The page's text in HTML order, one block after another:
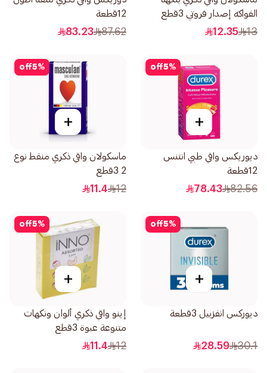
الفواكه إصدار فروتي 3قطع
13
12.35
12قطعة
87.62
83.23
5%
off
+
ديوريكس واقي طبي انتنس
12قطعة
82.56
78.43
5%
off
+
ماسكولان واقي ذكري منقط نوع
2 3قطع
12
11.4
5%
off
+
ديوركس انفزبيل 3قطعة
30.1
28.59
5%
off
+
إينو واقي ذكري ألوان ونكهات
متنوعة عبوة 3قطع
12
11.4